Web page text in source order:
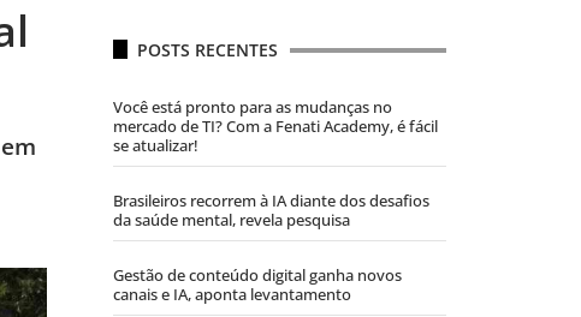
POSTS RECENTES
Você está pronto para as mudanças no
mercado de TI? Com a Fenati Academy, é fácil
se atualizar!
Brasileiros recorrem à IA diante dos desafios
da saúde mental, revela pesquisa
Gestão de conteúdo digital ganha novos
canais e IA, aponta levantamento